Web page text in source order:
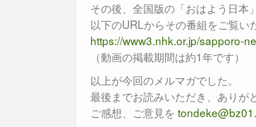
その後、全国版の「おはよう日本
以下のURLからその番組をご覧い
https://www3.nhk.or.jp/sapporo-
（動画の掲載期間は約1年です）
以上が今回のメルマガでした。
最後までお読みいただき、ありが
ご感想、ご意見を